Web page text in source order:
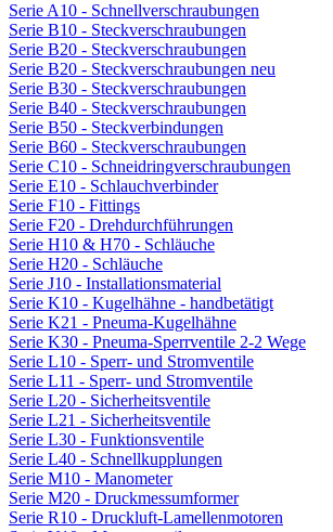
Serie A10 - Schnellverschraubungen
Serie B10 - Steckverschraubungen
Serie B20 - Steckverschraubungen
Serie B20 - Steckverschraubungen neu
Serie B30 - Steckverschraubungen
Serie B40 - Steckverschraubungen
Serie B50 - Steckverbindungen
Serie B60 - Steckverschraubungen
Serie C10 - Schneidringverschraubungen
Serie E10 - Schlauchverbinder
Serie F10 - Fittings
Serie F20 - Drehdurchführungen
Serie H10 & H70 - Schläuche
Serie H20 - Schläuche
Serie J10 - Installationsmaterial
Serie K10 - Kugelhähne - handbetätigt
Serie K21 - Pneuma-Kugelhähne
Serie K30 - Pneuma-Sperrventile 2-2 Wege
Serie L10 - Sperr- und Stromventile
Serie L11 - Sperr- und Stromventile
Serie L20 - Sicherheitsventile
Serie L21 - Sicherheitsventile
Serie L30 - Funktionsventile
Serie L40 - Schnellkupplungen
Serie M10 - Manometer
Serie M20 - Druckmessumformer
Serie R10 - Druckluft-Lamellenmotoren